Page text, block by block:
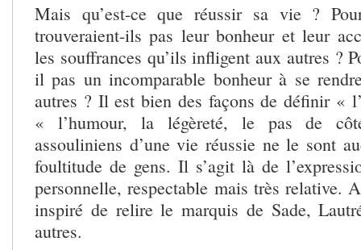
Mais qu’est-ce que réussir sa vie ?
trouveraient-ils pas leur bonheur et leur
les souffrances qu’ils infligent aux autres ?
il pas un incomparable bonheur à se
autres ? Il est bien des façons de définir «
« l’humour, la légèreté, le pas de
assouliniens d’une vie réussie ne le sont
foultitude de gens. Il s’agit là de
personnelle, respectable mais très relative.
inspiré de relire le marquis de Sade,
autres.